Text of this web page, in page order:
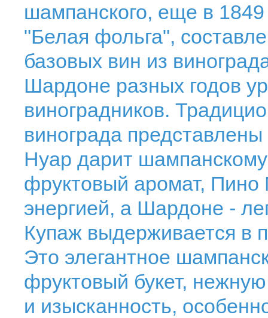
шампанского, еще в
"Белая фольга",
базовых вин из
Шардоне разных годов
виноградников.
винограда
Нуар дарит шампанскому
фруктовый аромат,
энергией, а Шардоне -
Купаж выдерживается в
Это элегантное
фруктовый букет,
и изысканность,